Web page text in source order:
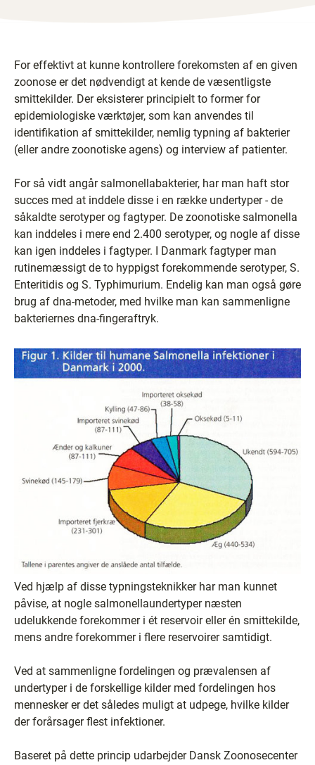
For effektivt at kunne kontrollere forekomsten af en given
zoonose er det nødvendigt at kende de væsentligste
smittekilder. Der eksisterer principielt to former for
epidemiologiske værktøjer, som kan anvendes til
identifikation af smittekilder, nemlig typning af bakterier
(eller andre zoonotiske agens) og interview af patienter.
For så vidt angår salmonellabakterier, har man haft stor
succes med at inddele disse i en række undertyper - de
såkaldte serotyper og fagtyper. De zoonotiske salmonella
kan inddeles i mere end 2.400 serotyper, og nogle af disse
kan igen inddeles i fagtyper. I Danmark fagtyper man
rutinemæssigt de to hyppigst forekommende serotyper, S.
Enteritidis og S. Typhimurium. Endelig kan man også gøre
brug af dna-metoder, med hvilke man kan sammenligne
bakteriernes dna-fingeraftryk.
Ved hjælp af disse typningsteknikker har man kunnet
påvise, at nogle salmonellaundertyper næsten
udelukkende forekommer i ét reservoir eller én smittekilde,
mens andre forekommer i flere reservoirer samtidigt.
Ved at sammenligne fordelingen og prævalensen af
undertyper i de forskellige kilder med fordelingen hos
mennesker er det således muligt at udpege, hvilke kilder
der forårsager flest infektioner.
Baseret på dette princip udarbejder Dansk Zoonosecenter